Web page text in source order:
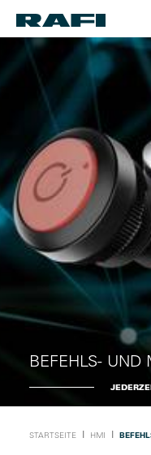
BEFEHLS- UND
STARTSEITE Ι HMI Ι